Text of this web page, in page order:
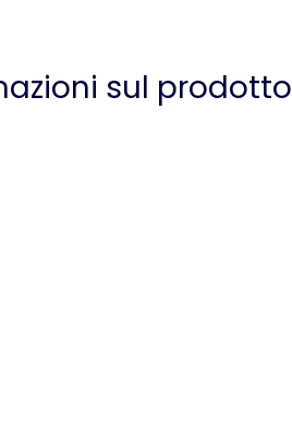
sul prodotto